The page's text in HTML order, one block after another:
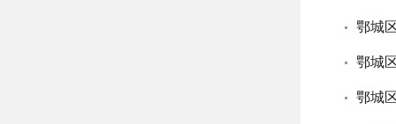
鄂城
鄂城
鄂城